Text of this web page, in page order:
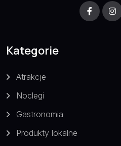
Kategorie
Atrakcje
Noclegi
Gastronomia
Produkty lokalne